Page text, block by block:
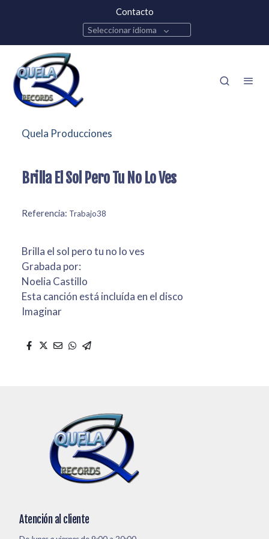
Contacto
Seleccionar idioma
Quela Producciones
Brilla El Sol Pero Tu No Lo Ves
Referencia: Trabajo38
Brilla el sol pero tu no lo ves
Grabada por:
Noelia Castillo
Esta canción está incluída en el disco
Imaginar
Atención al cliente